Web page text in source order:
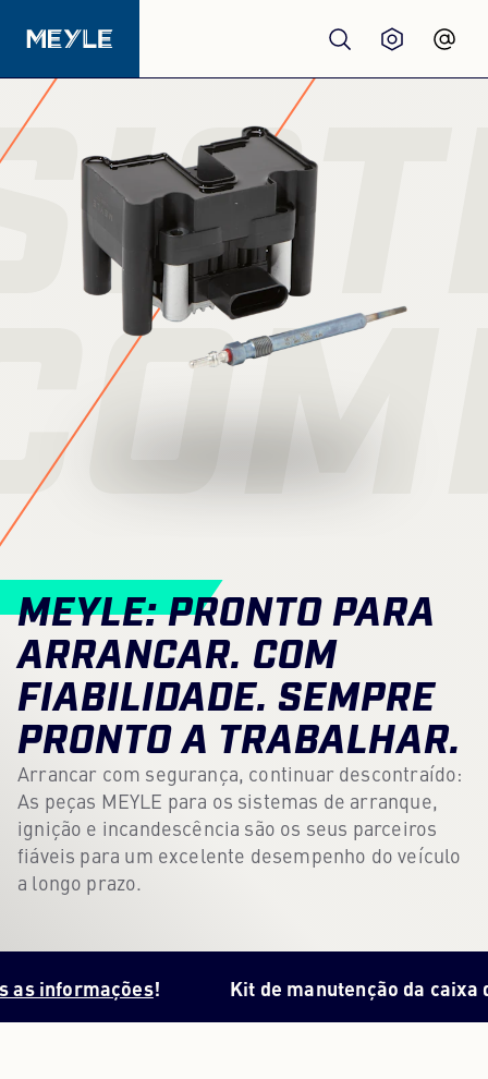
Produtos
Qualidade
Oficinas
Distribuidores
Sobre nós
Centro de conteúdos
Carreira
Boletim informativo
Língua: Português
MEYLE: PRONTO PARA
ARRANCAR. COM
FIABILIDADE. SEMPRE
PRONTO A TRABALHAR.
Arrancar com segurança, continuar descontraído:
As peças MEYLE para os sistemas de arranque,
ignição e incandescência são os seus parceiros
fiáveis para um excelente desempenho do veículo
a longo prazo.
! Kit de manutenção da caixa de